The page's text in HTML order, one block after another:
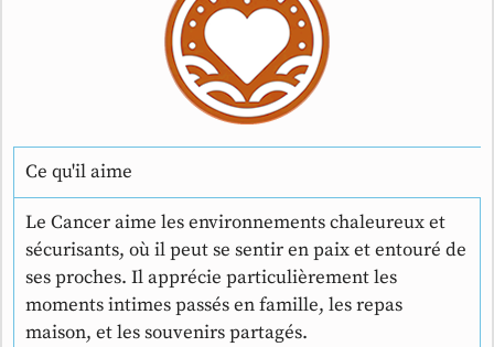
Ce qu'il aime
Le Cancer aime les environnements chaleureux et
sécurisants, où il peut se sentir en paix et entouré de
ses proches. Il apprécie particulièrement les
moments intimes passés en famille, les repas
maison, et les souvenirs partagés.